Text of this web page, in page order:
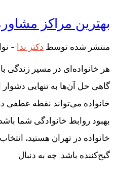
بهترین مراکز
منتشر شده توسط دکتر ندا -
هر خانواده‌ای در مسیر زندگی
گاهی حل آن‌ها به تنهایی
خانواده می‌تواند نقطه عطفی
بهبود روابط خانوادگی شما
خانواده در تهران هستید،
گیج‌کننده باشد. چه به دنبال